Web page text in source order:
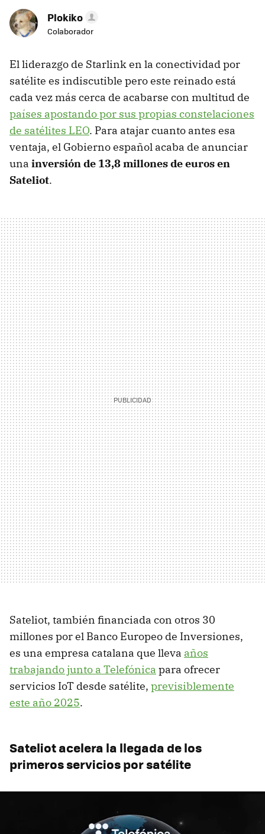
Plokiko
Colaborador
El liderazgo de Starlink en la conectividad por
satélite es indiscutible pero este reinado está
cada vez más cerca de acabarse con multitud de
países apostando por sus propias constelaciones
de satélites LEO. Para atajar cuanto antes esa
ventaja, el Gobierno español acaba de anunciar
una inversión de 13,8 millones de euros en
Sateliot.
Sateliot, también financiada con otros 30
millones por el Banco Europeo de Inversiones,
es una empresa catalana que lleva años
trabajando junto a Telefónica para ofrecer
servicios IoT desde satélite, previsiblemente
este año 2025.
Sateliot acelera la llegada de los
primeros servicios por satélite